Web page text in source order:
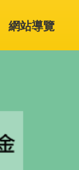
網站導覽